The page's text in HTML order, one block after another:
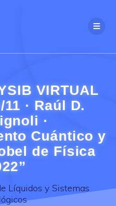
VIRTUAL
· Raúl D.
·
Cuántico y
de Física
Líquidos y Sistemas